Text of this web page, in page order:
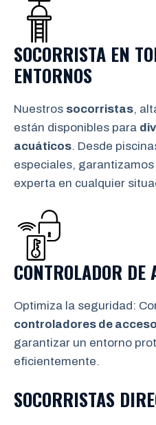
SOCORRISTA EN
ENTORNOS
Nuestros socorristas,
están disponibles para
acuáticos. Desde
especiales,
experta en cualquier
CONTROLADOR DE
Optimiza la seguridad:
controladores de
garantizar un entorno
eficientemente.
SOCORRISTAS